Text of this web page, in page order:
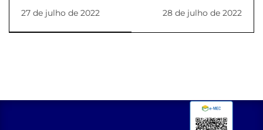
degustação na Pós
em Ciência e Gestão
de Alimentos
27 de julho de 2022
Ongaeshi - A
Gratidão do Grou
28 de julho de 2022